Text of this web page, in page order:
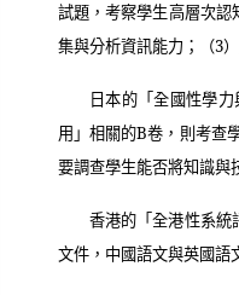
試題，考察學生高層次
集與分析資訊能力；（3
日本的「全國性學
用」相關的B卷，則考查
要調查學生能否將知識與
香港的「全港性系統
文件，中國語文與英國語